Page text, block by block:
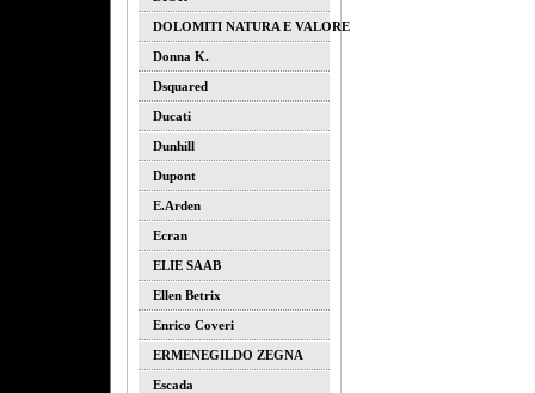
DOLOMITI NATURA E VALORE
Donna K.
Dsquared
Ducati
Dunhill
Dupont
E.arden
Ecran
ELIE SAAB
Ellen Betrix
Enrico Coveri
ERMENEGILDO ZEGNA
Escada